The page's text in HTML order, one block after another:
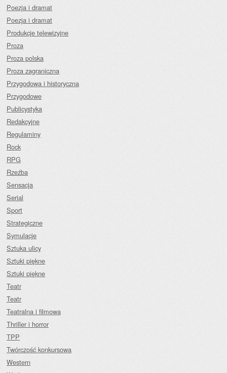
Poezja i dramat
Poezja i dramat
Produkcje telewizyjne
Proza
Proza polska
Proza zagraniczna
Przygodowa i historyczna
Przygodowe
Publicystyka
Redakcyjne
Regulaminy
Rock
RPG
Rzeźba
Sensacja
Serial
Sport
Strategiczne
Symulacje
Sztuka ulicy
Sztuki piękne
Sztuki piękne
Teatr
Teatr
Teatralna i filmowa
Thriller i horror
TPP
Twórczość konkursowa
Western